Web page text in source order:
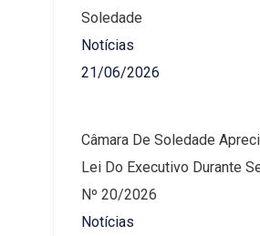
Soledade
Notícias
21/06/2026
Câmara De Soledade
Lei Do Executivo Durante
Nº 20/2026
Notícias